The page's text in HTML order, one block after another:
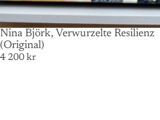
Nina Björk, Verwurzelte Resilienz
(Original)
4 200 kr